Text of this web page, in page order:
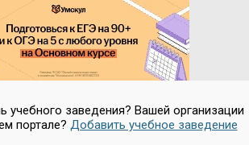
учебного заведения? Вашей организации
портале? Добавить учебное заведение